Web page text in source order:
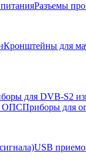
Разъемы
Кронштейны для
для DVB-S2
ОПСПриборы для
USB